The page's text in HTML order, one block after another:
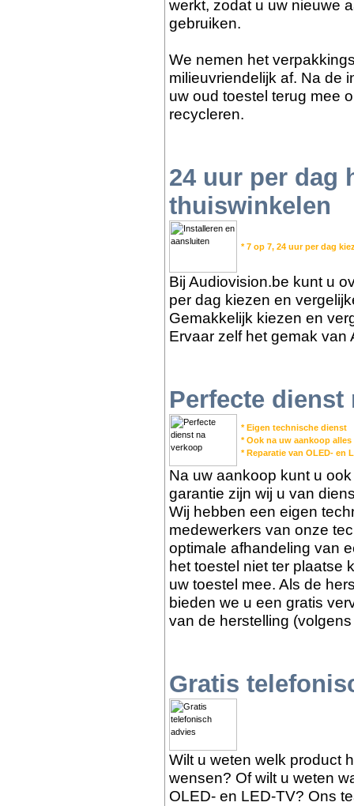
werkt, zodat u uw nieuwe
gebruiken.
We nemen het
milieuvriendelijk af. Na de
uw oud toestel terug mee
recycleren.
24 uur per dag
thuiswinkelen
* 7 op 7, 24 uur per dag
Bij Audiovision.be kunt u
per dag kiezen en
Gemakkelijk kiezen en
Ervaar zelf het gemak van
Perfecte dienst
* Eigen technische dienst
* Ook na uw aankoop
* Reparatie van OLED- en
Na uw aankoop kunt u
garantie zijn wij u van
Wij hebben een eigen
medewerkers van onze
optimale afhandeling van
het toestel niet ter plaatse
uw toestel mee. Als de
bieden we u een gratis
van de herstelling
Gratis
Wilt u weten welk product
wensen? Of wilt u weten
OLED- en LED-TV? Ons